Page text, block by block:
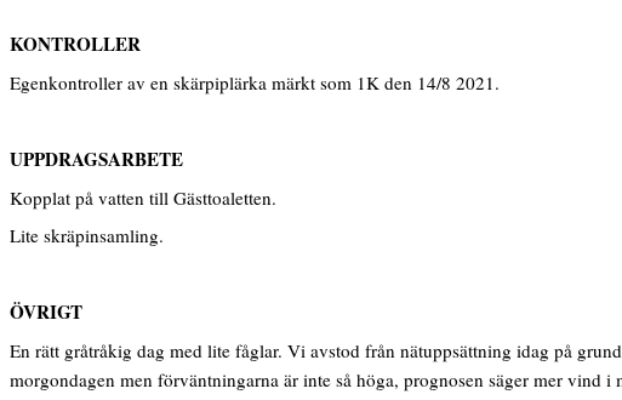
KONTROLLER
Egenkontroller av en skärpiplärka märkt som 1K den 14/8 2021.
UPPDRAGSARBETE
Kopplat på vatten till Gästtoaletten.
Lite skräpinsamling.
ÖVRIGT
En rätt gråtråkig dag med lite fåglar. Vi avstod från nätuppsättning idag på
morgondagen men förväntningarna är inte så höga, prognosen säger mer vind i